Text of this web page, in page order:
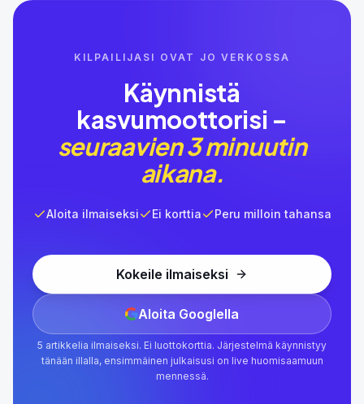
KILPAILIJASI OVAT JO VERKOSSA
Käynnistä
kasvumoottorisi –
seuraavien 3 minuutin
aikana.
Aloita ilmaiseksi Ei korttia Peru milloin tahansa
Kokeile ilmaiseksi
Aloita Googlella
5 artikkelia ilmaiseksi. Ei luottokorttia. Järjestelmä käynnistyy
tänään illalla, ensimmäinen julkaisusi on live huomisaamuun
mennessä.